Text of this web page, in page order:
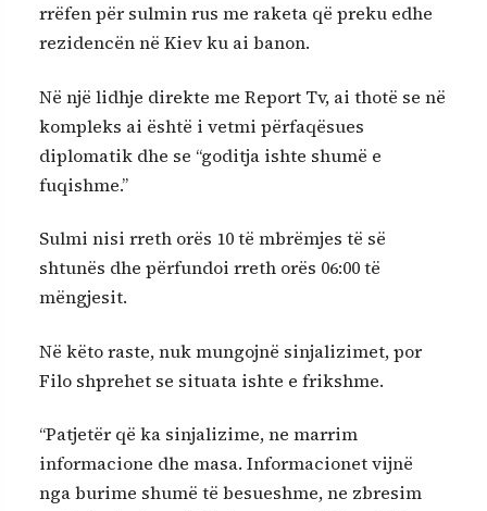
rrëfen për sulmin rus me raketa që preku edhe
rezidencën në Kiev ku ai banon.
Në një lidhje direkte me Report Tv, ai thotë se në
kompleks ai është i vetmi përfaqësues
diplomatik dhe se “goditja ishte shumë e
fuqishme.”
Sulmi nisi rreth orës 10 të mbrëmjes të së
shtunës dhe përfundoi rreth orës 06:00 të
mëngjesit.
Në këto raste, nuk mungojnë sinjalizimet, por
Filo shprehet se situata ishte e frikshme.
“Patjetër që ka sinjalizime, ne marrim
informacione dhe masa. Informacionet vijnë
nga burime shumë të besueshme, ne zbresim